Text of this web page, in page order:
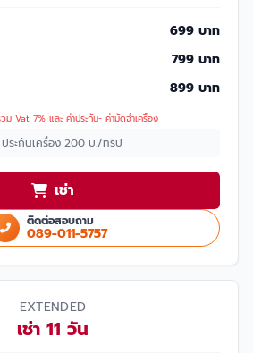
699 บาท
799 บาท
899 บาท
วม Vat 7% และ ค่าประกัน- ค่ามัดจำเครื่อง
ประกันเครื่อง 200 บ./ทริป
เช่า
ติดต่อสอบถาม
089-011-5757
EXTENDED
เช่า 11 วัน